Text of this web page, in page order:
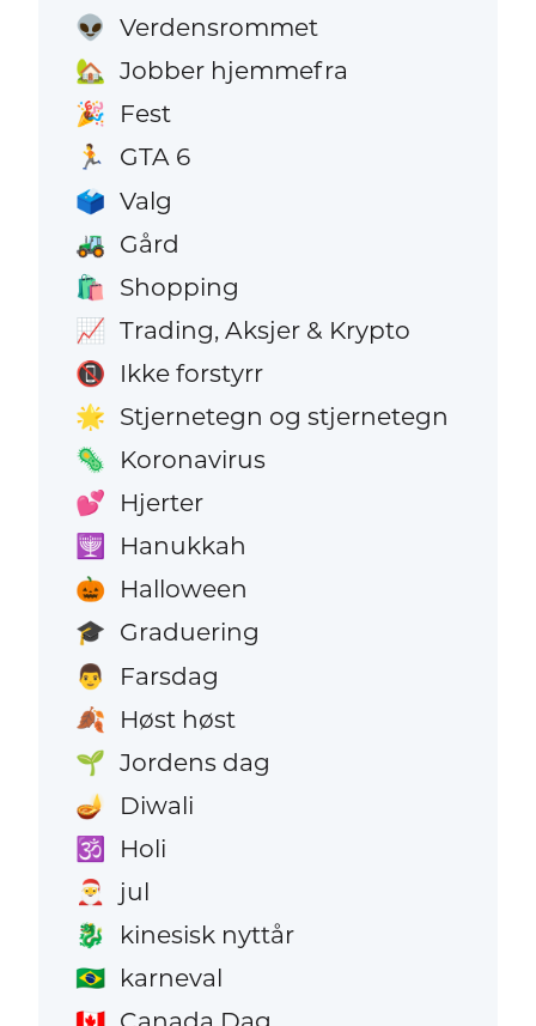
👽 Verdensrommet
🏡 Jobber hjemmefra
🎉 Fest
🏃 GTA 6
🗳️ Valg
🚜 Gård
🛍️ Shopping
📈 Trading, Aksjer & Krypto
📵 Ikke forstyrr
🌟 Stjernetegn og stjernetegn
🦠 Koronavirus
💕 Hjerter
🕎 Hanukkah
🎃 Halloween
🎓 Graduering
👨 Farsdag
🍂 Høst høst
🌱 Jordens dag
🪔 Diwali
🕉️ Holi
🎅 jul
🐉 kinesisk nyttår
🇧🇷 karneval